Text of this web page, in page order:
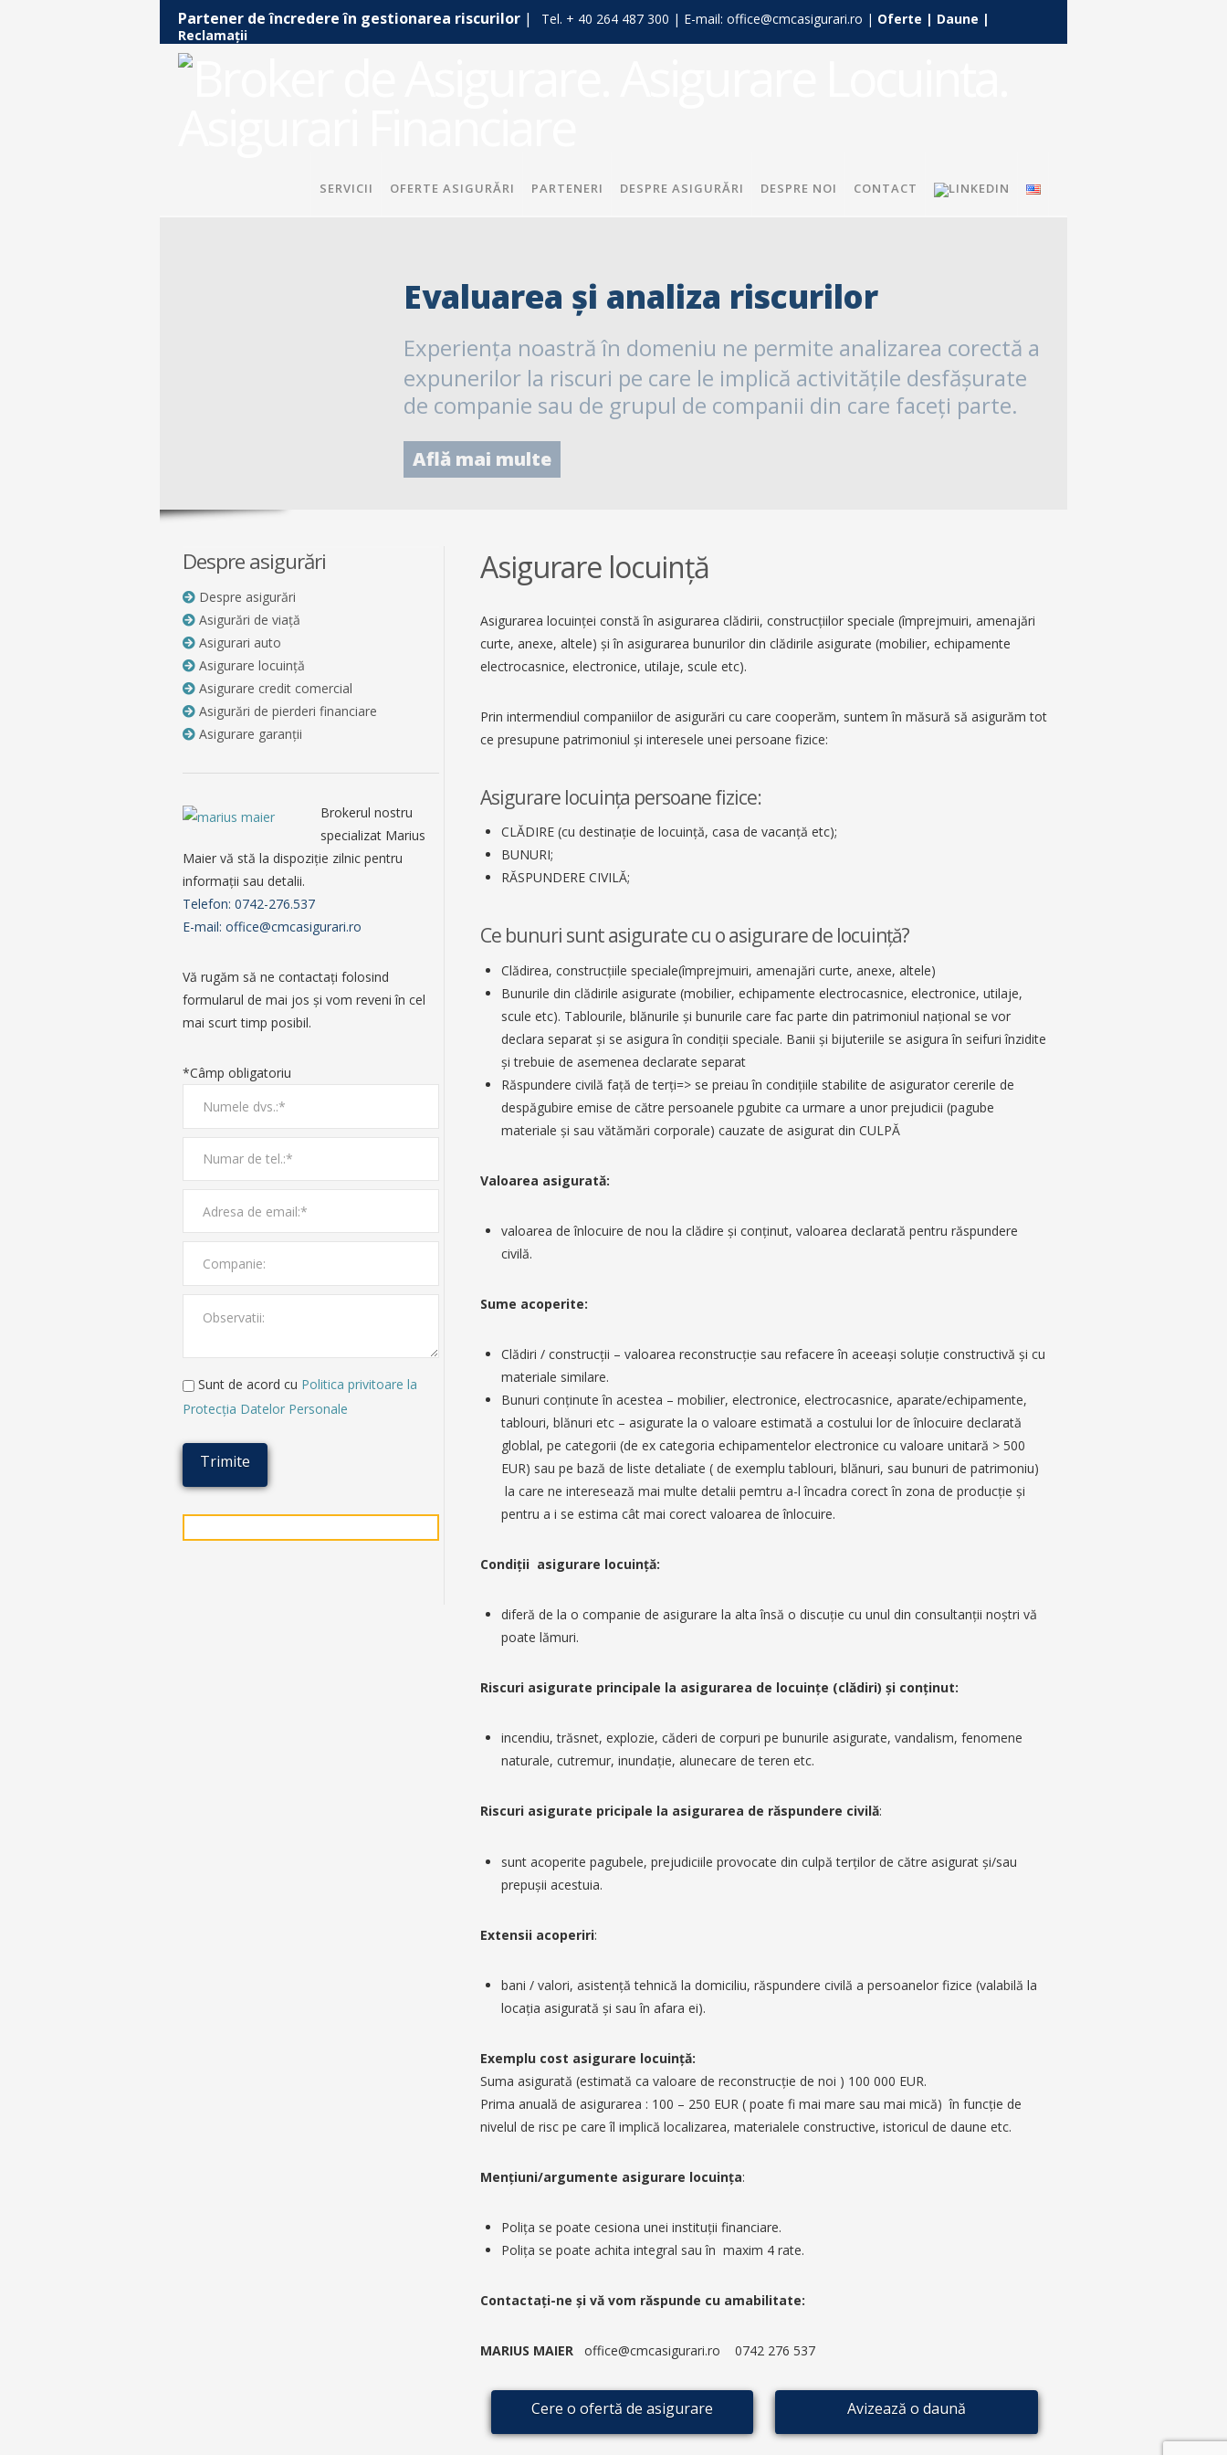
Partener de încredere în gestionarea riscurilor| Tel. + 40 264 487 300 | E-mail: office@cmcasigurari.ro | Oferte | Daune |
Reclamații
SERVICII OFERTE ASIGURĂRI PARTENERI DESPRE ASIGURĂRI DESPRE NOI CONTACT
Evaluarea și analiza riscurilor
Experiența noastră în domeniu ne permite analizarea corectă a
expunerilor la riscuri pe care le implică activitățile desfășurate
de companie sau de grupul de companii din care faceți parte.
Află mai multe
Despre asigurări
Despre asigurări
Asigurări de viață
Asigurari auto
Asigurare locuință
Asigurare credit comercial
Asigurări de pierderi financiare
Asigurare garanții
Brokerul nostru
specializat Marius
Maier vă stă la dispoziţie zilnic pentru
informaţii sau detalii.
Telefon: 0742-276.537
E-mail: office@cmcasigurari.ro
Vă rugăm să ne contactaţi folosind
formularul de mai jos şi vom reveni în cel
mai scurt timp posibil.
*Câmp obligatoriu
Sunt de acord cu Politica privitoare la
Protecţia Datelor Personale
Asigurare locuință
Asigurarea locuinţei constă în asigurarea clădirii, construcţiilor speciale (împrejmuiri, amenajări
curte, anexe, altele) şi în asigurarea bunurilor din clădirile asigurate (mobilier, echipamente
electrocasnice, electronice, utilaje, scule etc).
Prin intermendiul companiilor de asigurări cu care cooperăm, suntem în măsură să asigurăm tot
ce presupune patrimoniul şi interesele unei persoane fizice:
Asigurare locuinţa persoane fizice:
CLĂDIRE (cu destinaţie de locuinţă, casa de vacanţă etc);
BUNURI;
RĂSPUNDERE CIVILĂ;
Ce bunuri sunt asigurate cu o asigurare de locuinţă?
Clădirea, construcţiile speciale(împrejmuiri, amenajări curte, anexe, altele)
Bunurile din clădirile asigurate (mobilier, echipamente electrocasnice, electronice, utilaje,
scule etc). Tablourile, blănurile şi bunurile care fac parte din patrimoniul naţional se vor
declara separat şi se asigura în condiţii speciale. Banii şi bijuteriile se asigura în seifuri înzidite
şi trebuie de asemenea declarate separat
Răspundere civilă faţă de terţi=> se preiau în condiţiile stabilite de asigurator cererile de
despăgubire emise de către persoanele pgubite ca urmare a unor prejudicii (pagube
materiale şi sau vătămări corporale) cauzate de asigurat din CULPĂ
Valoarea asigurată:
valoarea de înlocuire de nou la clădire şi conţinut, valoarea declarată pentru răspundere
civilă.
Sume acoperite:
Clădiri / construcţii – valoarea reconstrucţie sau refacere în aceeaşi soluţie constructivă şi cu
materiale similare.
Bunuri conţinute în acestea – mobilier, electronice, electrocasnice, aparate/echipamente,
tablouri, blănuri etc – asigurate la o valoare estimată a costului lor de înlocuire declarată
globlal, pe categorii (de ex categoria echipamentelor electronice cu valoare unitară > 500
EUR) sau pe bază de liste detaliate ( de exemplu tablouri, blănuri, sau bunuri de patrimoniu)
la care ne interesează mai multe detalii pemtru a-l încadra corect în zona de producţie şi
pentru a i se estima cât mai corect valoarea de înlocuire.
Condiţii asigurare locuinţă:
diferă de la o companie de asigurare la alta însă o discuţie cu unul din consultanţii noştri vă
poate lămuri.
Riscuri asigurate principale la asigurarea de locuinţe (clădiri) şi conţinut:
incendiu, trăsnet, explozie, căderi de corpuri pe bunurile asigurate, vandalism, fenomene
naturale, cutremur, inundaţie, alunecare de teren etc.
Riscuri asigurate pricipale la asigurarea de răspundere civilă:
sunt acoperite pagubele, prejudiciile provocate din culpă terţilor de către asigurat şi/sau
prepuşii acestuia.
Extensii acoperiri:
bani / valori, asistenţă tehnică la domiciliu, răspundere civilă a persoanelor fizice (valabilă la
locaţia asigurată şi sau în afara ei).
Exemplu cost asigurare locuinţă:
Suma asigurată (estimată ca valoare de reconstrucţie de noi ) 100 000 EUR.
Prima anuală de asigurarea : 100 – 250 EUR ( poate fi mai mare sau mai mică) în funcţie de
nivelul de risc pe care îl implică localizarea, materialele constructive, istoricul de daune etc.
Menţiuni/argumente asigurare locuinţa:
Poliţa se poate cesiona unei instituţii financiare.
Poliţa se poate achita integral sau în maxim 4 rate.
Contactaţi-ne şi vă vom răspunde cu amabilitate:
MARIUS MAIERoffice@cmcasigurari.ro 0742 276 537
Cere o ofertă de asigurare Avizează o daună